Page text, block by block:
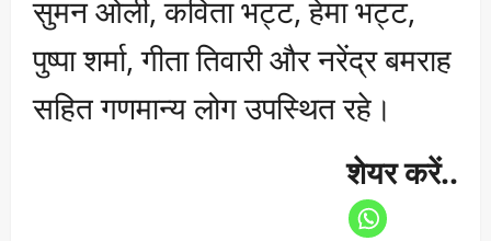
सुमन ओली, कविता भट्ट, हेमा भट्ट,
पुष्पा शर्मा, गीता तिवारी और नरेंद्र बमराह
सहित गणमान्य लोग उपस्थित रहे।
शेयर करें..